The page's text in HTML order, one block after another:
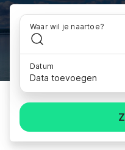
Waar wil je naartoe?
Datum
Data toevoegen